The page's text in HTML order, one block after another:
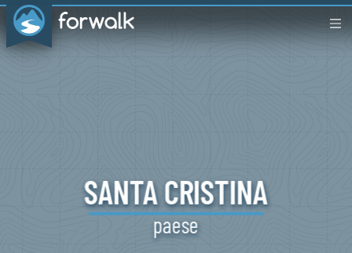
SANTACRISTINA
paese